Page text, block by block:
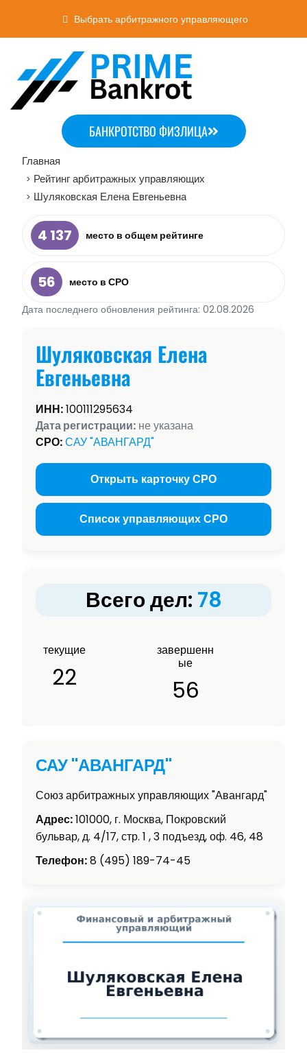
Выбрать арбитражного управляющего
БАНКРОТСТВО ФИЗЛИЦА
Главная
> Рейтинг арбитражных управляющих
> Шуляковская Елена Евгеньевна
4 137 место в общем рейтинге
56
место в СРО
Дата последнего обновления рейтинга: 02.08.2026
Шуляковская Елена
Евгеньевна
ИНН:100111295634
Дата регистрации: не указана
СРО:САУ "АВАНГАРД"
Открыть карточку СРО
Список управляющих СРО
Всего дел: 78
текущие
22
завершенн
ые
56
САУ "АВАНГАРД"
Союз арбитражных управляющих "Авангард"
Адрес:101000, г. Москва, Покровский
бульвар, д. 4/17, стр. 1 , 3 подъезд, оф. 46, 48
Телефон:8 (495) 189-74-45